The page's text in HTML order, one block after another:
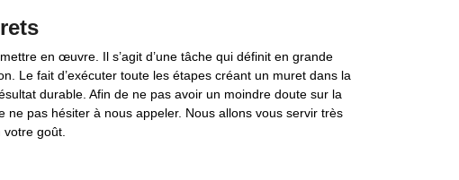
en œuvre. Il s’agit d’une tâche qui définit en grande
Le fait d’exécuter toute les étapes créant un muret dans la
durable. Afin de ne pas avoir un moindre doute sur la
pas hésiter à nous appeler. Nous allons vous servir très
goût.